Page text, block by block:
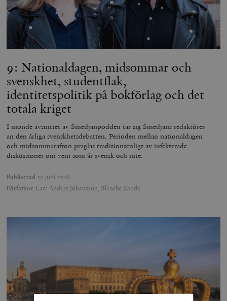
9: Nationaldagen, midsommar och
svenskhet, studentflak,
identitetspolitik på bokförlag och det
totala kriget
I nionde avsnittet av Smedjanpodden tar sig Smedjans redaktörer
an den årliga svenskhetsdebatten. Perioden mellan nationaldagen
och midsommarafton präglas traditionsenligt av infekterade
diskussioner om vem som är svensk och inte.
Publicerad 20 juni 2018
Författare Lars Anders Johansson, Blanche Sande